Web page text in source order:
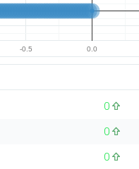
-0.5 0.0
0
0
0